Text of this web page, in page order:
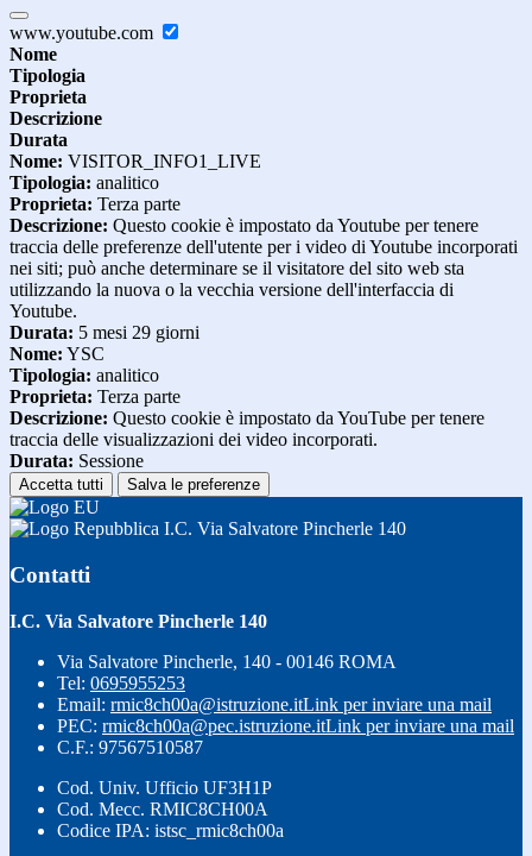
www.youtube.com
Nome
Tipologia
Proprieta
Descrizione
Durata
Nome: VISITOR_INFO1_LIVE
Tipologia: analitico
Proprieta: Terza parte
Descrizione: Questo cookie è impostato da Youtube per tenere
traccia delle preferenze dell'utente per i video di Youtube incorporati
nei siti; può anche determinare se il visitatore del sito web sta
utilizzando la nuova o la vecchia versione dell'interfaccia di
Youtube.
Durata: 5 mesi 29 giorni
Nome: YSC
Tipologia: analitico
Proprieta: Terza parte
Descrizione: Questo cookie è impostato da YouTube per tenere
traccia delle visualizzazioni dei video incorporati.
Durata: Sessione
Accetta tutti Salva le preferenze
I.C. Via Salvatore Pincherle 140
Contatti
I.C. Via Salvatore Pincherle 140
Via Salvatore Pincherle, 140 - 00146 ROMA
Tel: 0695955253
Email: rmic8ch00a@istruzione.itLink per inviare una mail
PEC: rmic8ch00a@pec.istruzione.itLink per inviare una mail
C.F.: 97567510587
Cod. Univ. Ufficio UF3H1P
Cod. Mecc. RMIC8CH00A
Codice IPA: istsc_rmic8ch00a